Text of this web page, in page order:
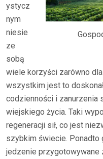
ystycz
nym
niesie
ze
sobą
wiele korzyści zarówno dla
wszystkim jest to
codzienności i zanurzenia
wiejskiego życia. Taki
regeneracji sił, co jest
szybkim świecie. Ponadto
jedzenie przygotowywane